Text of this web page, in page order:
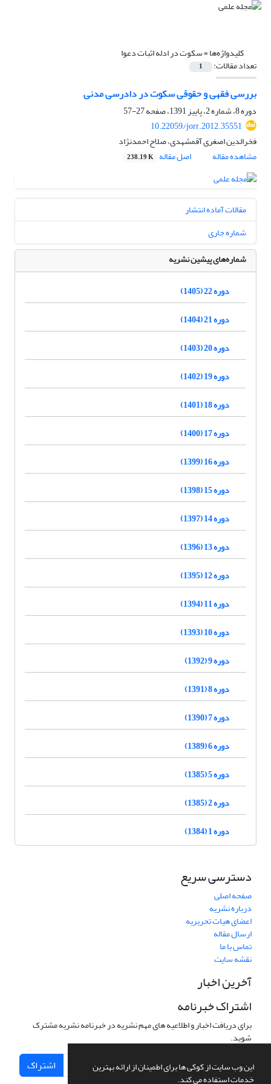
این وب سایت از کوکی ها برای اطمینان از ارائه بهترین
خدمات استفاده می کند.
کلیدواژه‌ها =سکوت در ادله اثبات دعوا
تعداد مقالات: 1
بررسی فقهی و حقوقی سکوت در دادرسی مدنی
دوره 8، شماره 2، پاییز 1391، صفحه
27-57
10.22059/jorr.2012.35551
فخرالدین اصغری آقمشهدی، صلاح احمدنژاد
مشاهده مقاله
اصل مقاله 238.19 K
مقالات آماده انتشار
شماره جاری
شماره‌های پیشین نشریه
دوره 22 (1405)
دوره 21 (1404)
دوره 20 (1403)
دوره 19 (1402)
دوره 18 (1401)
دوره 17 (1400)
دوره 16 (1399)
دوره 15 (1398)
دوره 14 (1397)
دوره 13 (1396)
دوره 12 (1395)
دوره 11 (1394)
دوره 10 (1393)
دوره 9 (1392)
دوره 8 (1391)
دوره 7 (1390)
دوره 6 (1389)
دوره 5 (1385)
دوره 2 (1385)
دوره 1 (1384)
دسترسی سریع
صفحه اصلی
درباره نشریه
اعضای هیات تحریریه
ارسال مقاله
تماس با ما
نقشه سایت
آخرین اخبار
اشتراک خبرنامه
برای دریافت اخبار و اطلاعیه های مهم نشریه در خبرنامه نشریه مشترک
شوید.
اشتراک